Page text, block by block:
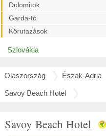
Dolomitok
Garda-tó
Körutazások
Szlovákia
Olaszország Észak-Adria
Savoy Beach Hotel
Savoy Beach Hotel